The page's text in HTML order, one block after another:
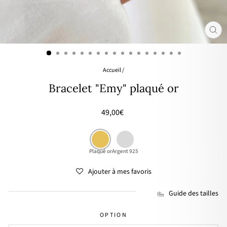
Accueil/
Bracelet "Emy" plaqué or
Prix
49,00€
Plaqué orArgent 925
Ajouter à mes favoris
Guide des tailles
OPTION